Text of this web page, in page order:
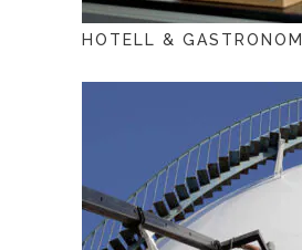
HOTELL & GASTRONOMI